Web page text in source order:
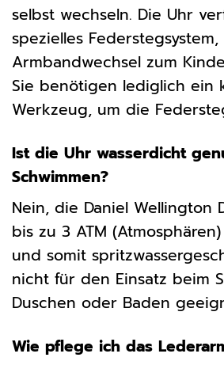
selbst wechseln. Die Uhr
spezielles
Armbandwechsel zum
Sie benötigen lediglich ein
Werkzeug, um die
Ist die Uhr wasserdicht
Schwimmen?
Nein, die Daniel Wellington
bis zu 3 ATM
und somit
nicht für den Einsatz beim
Duschen oder Baden
Wie pflege ich das